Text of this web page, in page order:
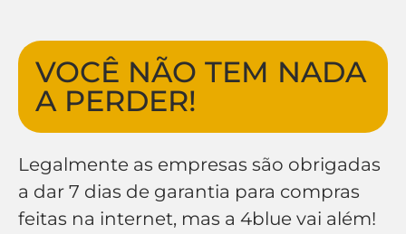
VOCÊ NÃO TEM NADA
A PERDER!
Legalmente as empresas são obrigadas
a dar 7 dias de garantia para compras
feitas na internet, mas a 4blue vai além!